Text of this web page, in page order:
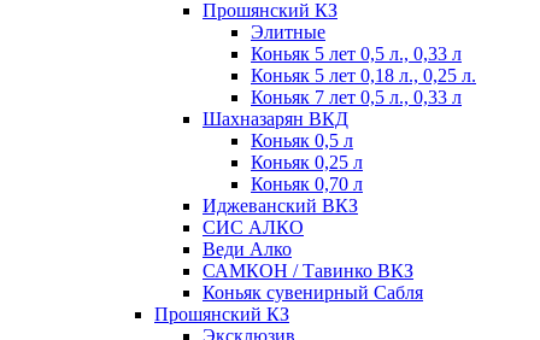
Прошянский КЗ
Элитные
Коньяк 5 лет 0,5 л., 0,33 л
Коньяк 5 лет 0,18 л., 0,25 л.
Коньяк 7 лет 0,5 л., 0,33 л
Шахназарян ВКД
Коньяк 0,5 л
Коньяк 0,25 л
Коньяк 0,70 л
Иджеванский ВКЗ
СИС АЛКО
Веди Алко
САМКОН / Тавинко ВКЗ
Коньяк сувенирный Сабля
Прошянский КЗ
Эксклюзив